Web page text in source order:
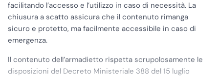
facilitando l’accesso e l’utilizzo in caso di necessità. La
chiusura a scatto assicura che il contenuto rimanga
sicuro e protetto, ma facilmente accessibile in caso di
emergenza.
Il contenuto dell’armadietto rispetta scrupolosamente le
disposizioni del Decreto Ministeriale 388 del 15 luglio